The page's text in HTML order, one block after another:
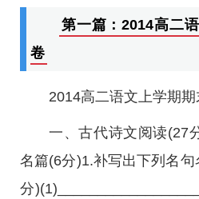
第一篇：2014高二
卷
2014高二语文上学期
一、古代诗文阅读(27
名篇(6分)1.补写出下列名
分